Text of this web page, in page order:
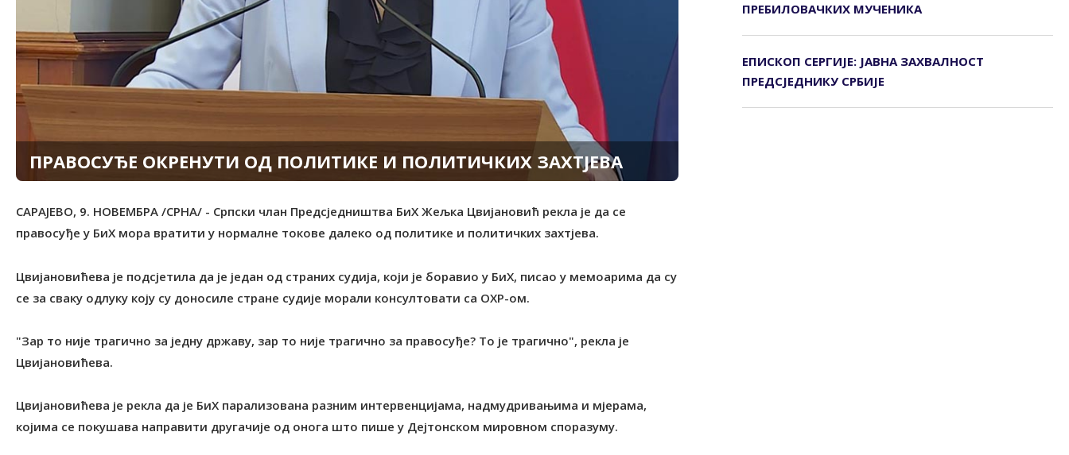
ПРАВОСУЂЕ ОКРЕНУТИ ОД ПОЛИТИКЕ И ПОЛИТИЧКИХ ЗАХТЈЕВА
САРАЈЕВО, 9. НОВЕМБРА /СРНА/ - Српски члан Предсједништва БиХ Жељка Цвијановић рекла је да се
правосуђе у БиХ мора вратити у нормалне токове далеко од политике и политичких захтјева.
Цвијановићева је подсјетила да је један од страних судија, који је боравио у БиХ, писао у мемоарима да су
се за сваку одлуку коју су доносиле стране судије морали консултовати са ОХР-ом.
"Зар то није трагично за једну државу, зар то није трагично за правосуђе? То је трагично", рекла је
Цвијановићева.
Цвијановићева је рекла да је БиХ парализована разним интервенцијама, надмудривањима и мјерама,
којима се покушава направити другачије од онога што пише у Дејтонском мировном споразуму.
ПРЕБИЛОВАЧКИХ МУЧЕНИКА
ЕПИСКОП СЕРГИЈЕ: ЈАВНА ЗАХВАЛНОСТ
ПРЕДСЈЕДНИКУ СРБИЈЕ